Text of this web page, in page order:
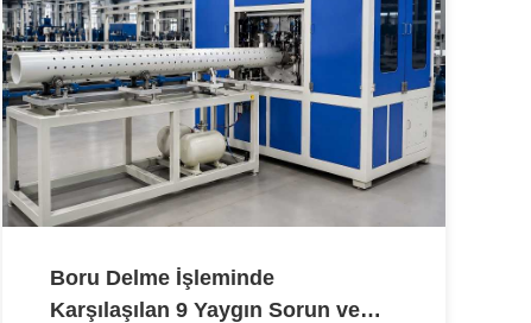
Boru Delme İşleminde
Karşılaşılan 9 Yaygın Sorun ve